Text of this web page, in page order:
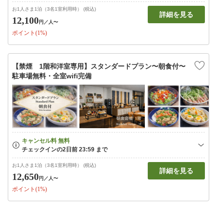
お1人さま1泊（3名1室利用時） (税込)
12,100円 ／人〜
ポイント(1%)
詳細を見る
【禁煙 1階和洋室専用】スタンダードプラン〜朝食付〜
駐車場無料・全室wifi完備
お1人さま1泊（3名1室利用時） (税込)
12,650円 ／人〜
ポイント(1%)
詳細を見る